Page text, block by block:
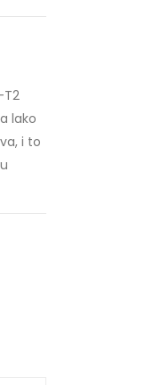
T2
lako
i to